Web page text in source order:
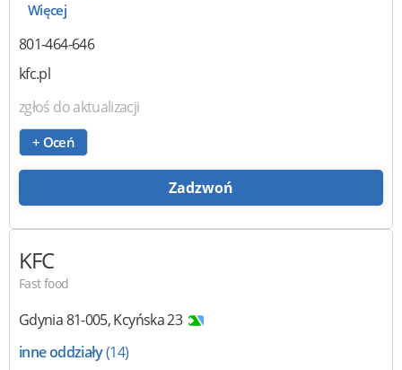
Więcej
801-464-646
kfc.pl
zgłoś do aktualizacji
+ Oceń
Zadzwoń
KFC
Fast food
Gdynia81-005,Kcyńska 23
inne oddziały(14)